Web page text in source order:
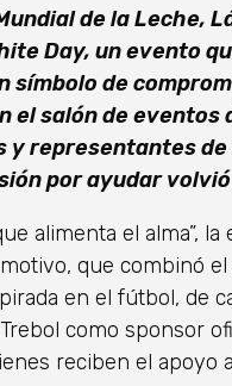
de la Leche,
Day, un evento
símbolo de
el salón de eventos
y representantes
por ayudar
alimenta el alma”,
que combinó
en el fútbol, de
como sponsor
reciben el apoyo